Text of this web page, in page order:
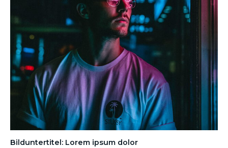
Bilduntertitel: Lorem ipsum dolor